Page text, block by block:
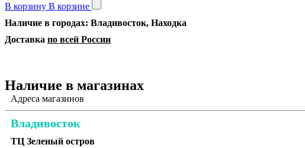
В корзину В корзине
Наличие в городах: Владивосток, Находка
Доставка по всей России
Наличие в магазинах
Адреса магазинов
Владивосток
ТЦ Зеленый остров